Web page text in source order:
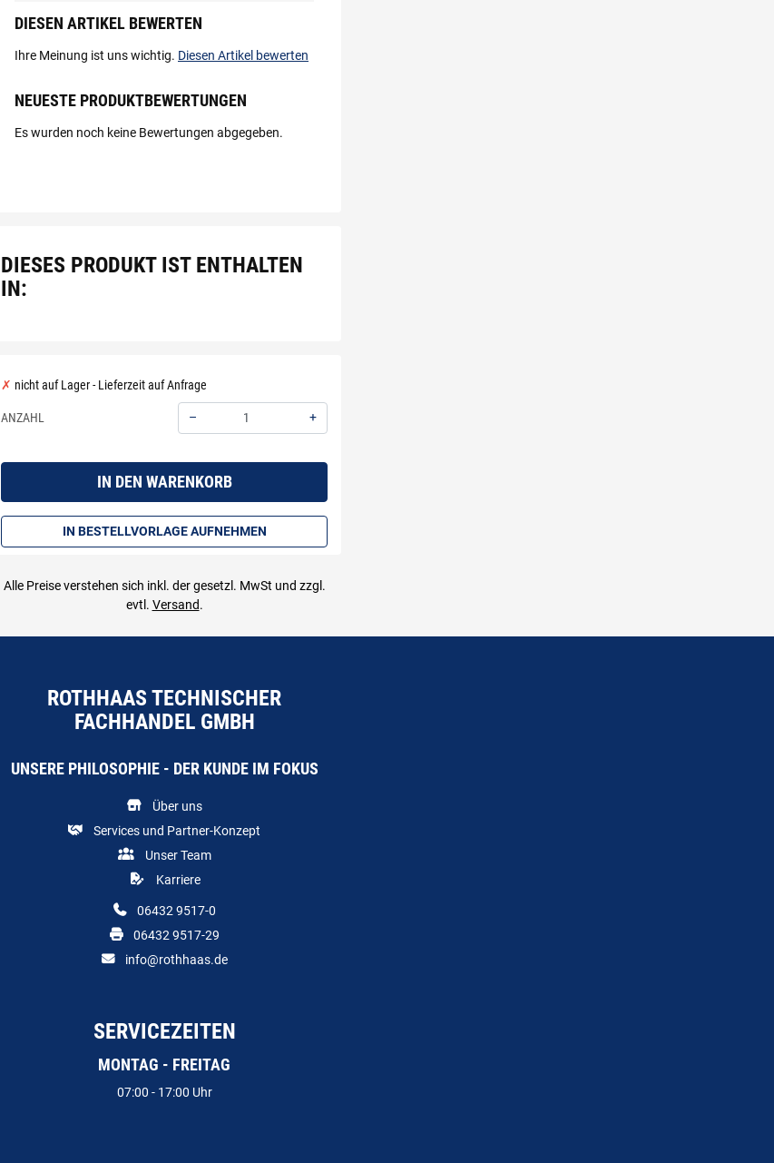
DIESEN ARTIKEL BEWERTEN
Ihre Meinung ist uns wichtig. Diesen Artikel bewerten
NEUESTE PRODUKTBEWERTUNGEN
Es wurden noch keine Bewertungen abgegeben.
DIESES PRODUKT IST ENTHALTEN
IN:
nicht auf Lager - Lieferzeit auf Anfrage
ANZAHL –
+
IN DEN WARENKORB
IN BESTELLVORLAGE AUFNEHMEN
Alle Preise verstehen sich inkl. der gesetzl. MwSt und zzgl.
evtl. Versand.
ROTHHAAS TECHNISCHER
FACHHANDEL GMBH
UNSERE PHILOSOPHIE - DER KUNDE IM FOKUS
Über uns
Services und Partner-Konzept
Unser Team
Karriere
06432 9517-0
06432 9517-29
info@rothhaas.de
SERVICEZEITEN
MONTAG - FREITAG
07:00 - 17:00 Uhr